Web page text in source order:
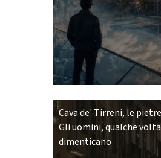
Cava de' Tirreni, le
Gli uomini, qualche
dimenticano